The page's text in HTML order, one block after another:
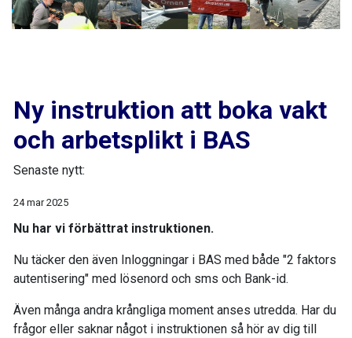
Ny instruktion att boka vakt
och arbetsplikt i BAS
Senaste nytt:
24 mar 2025
Nu har vi förbättrat instruktionen.
Nu täcker den även Inloggningar i BAS med både "2 faktors
autentisering" med lösenord och sms och Bank-id.
Även många andra krångliga moment anses utredda. Har du
frågor eller saknar något i instruktionen så hör av dig till